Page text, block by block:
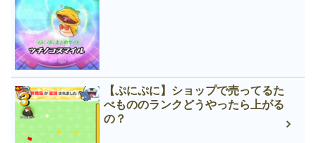
【ぷにぷに】ショップで売ってるた
べもののランクどうやったら上がる
の？